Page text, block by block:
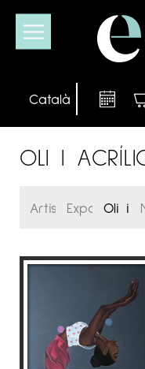
OLI I